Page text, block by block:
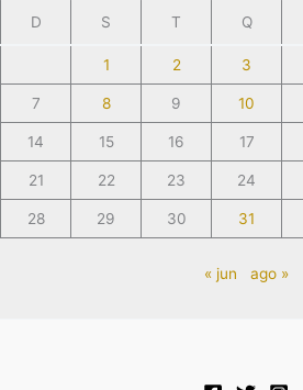
D S T Q
1 2 3
7 8 9 10
14 15 16 17
21 22 23 24
28 29 30 31
« jun ago »